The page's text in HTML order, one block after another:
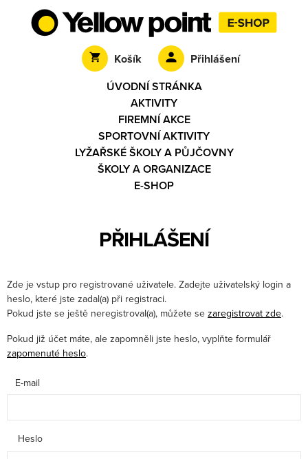
Košík
Přihlášení
ÚVODNÍ STRÁNKA
AKTIVITY
FIREMNÍ AKCE
SPORTOVNÍ AKTIVITY
LYŽAŘSKÉ ŠKOLY A PŮJČOVNY
ŠKOLY A ORGANIZACE
E-SHOP
PŘIHLÁŠENÍ
Zde je vstup pro registrované uživatele. Zadejte uživatelský login a
heslo, které jste zadal(a) při registraci.
Pokud jste se ještě neregistroval(a), můžete se zaregistrovat zde.
Pokud již účet máte, ale zapomněli jste heslo, vyplňte formulář
zapomenuté heslo.
E-mail
Heslo